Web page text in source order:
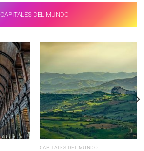
CAPITALES DEL MUNDO
CAPITALES DEL MUNDO